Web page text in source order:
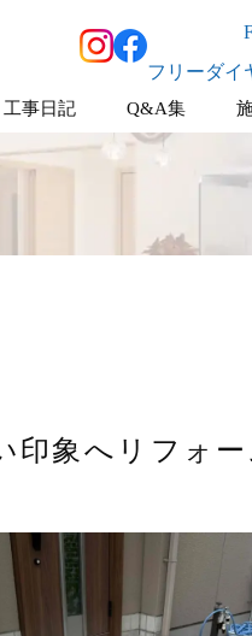
工事日記 Q&A集
フリーダイ
象へリフォー